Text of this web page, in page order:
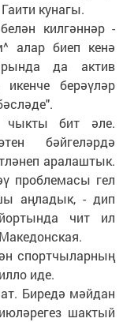
кунагы.
килгәннәр -
алар биеп кенә
да актив
берәүләр
бит әле.
бәйгеләрдә
аралаштык.
проблемасы гел
аңладык, - дип
чит ил
спортчыларның
иде.
Биредә мәйдан
шактый